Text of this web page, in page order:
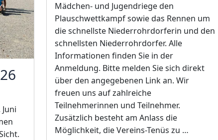
Mädchen- und Jugendriege den
Plauschwettkampf sowie das Rennen um
die schnellste Niederrohrdorferin und den
schnellsten Niederrohrdorfer. Alle
Informationen finden Sie in der
Anmeldung. Bitte melden Sie sich direkt
über den angegebenen Link an. Wir
freuen uns auf zahlreiche
Teilnehmerinnen und Teilnehmer.
Zusätzlich besteht am Anlass die
Möglichkeit, die Vereins-Tenüs zu …